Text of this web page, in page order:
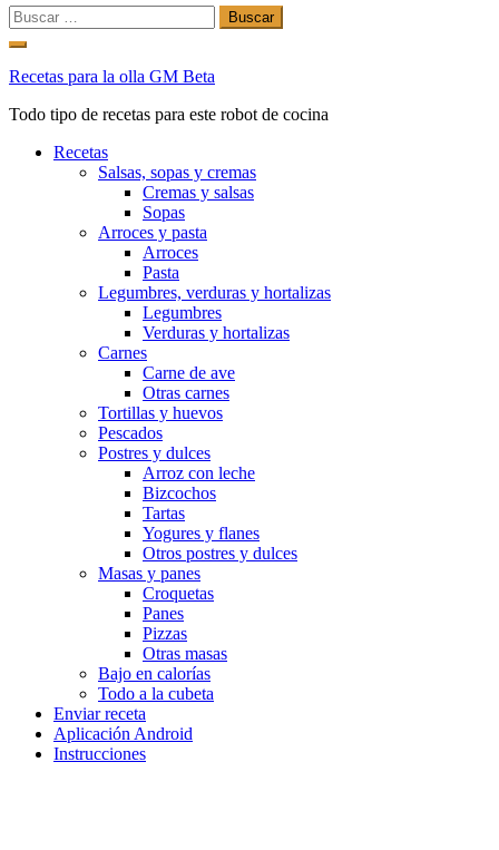
Buscar:
Ir
contenido
Recetas para la olla GM Beta
Todo tipo de recetas para este robot de cocina
Recetas
Salsas, sopas y cremas
Cremas y salsas
Sopas
Arroces y pasta
Arroces
Pasta
Legumbres, verduras y hortalizas
Legumbres
Verduras y hortalizas
Carnes
Carne de ave
Otras carnes
Tortillas y huevos
Pescados
Postres y dulces
Arroz con leche
Bizcochos
Tartas
Yogures y flanes
Otros postres y dulces
Masas y panes
Croquetas
Panes
Pizzas
Otras masas
Bajo en calorías
Todo a la cubeta
Enviar receta
Aplicación Android
Instrucciones